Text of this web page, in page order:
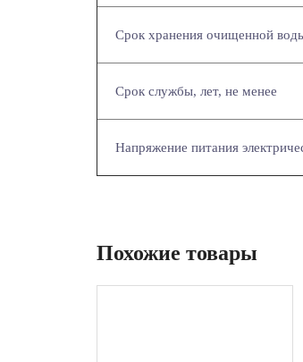
Срок хранения очищенной
Срок службы, лет, не менее
Напряжение питания
Похожие товары